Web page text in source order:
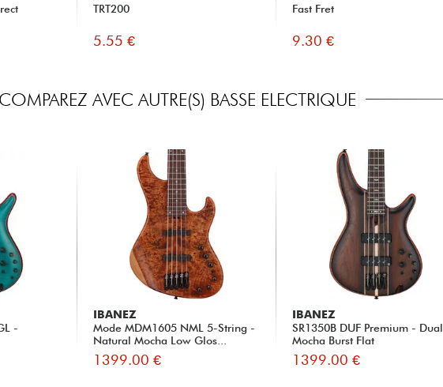
TRT200
5.55 €
Fast Fret
9.30 €
COMPAREZ AVEC AUTRE(S) BASSE ELECTRIQUE
-
IBANEZ
Mode MDM1605 NML 5-String -
Natural Mocha Low Glos...
1399.00 €
IBANEZ
SR1350B DUF Premium - Dual
Mocha Burst Flat
1399.00 €